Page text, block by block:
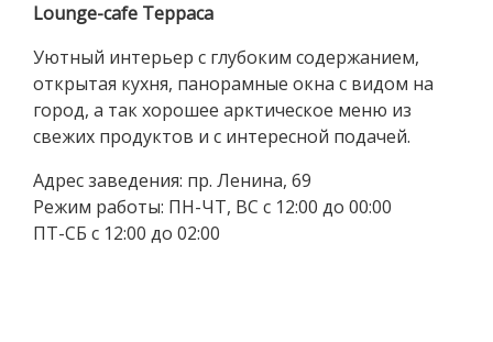
Lounge-cafe Терраса
Уютный интерьер с глубоким содержанием,
открытая кухня, панорамные окна с видом на
город, а так хорошее арктическое меню из
свежих продуктов и с интересной подачей.
Адрес заведения: пр. Ленина, 69
Режим работы: ПН-ЧТ, ВС с 12:00 до 00:00
ПТ-СБ с 12:00 до 02:00